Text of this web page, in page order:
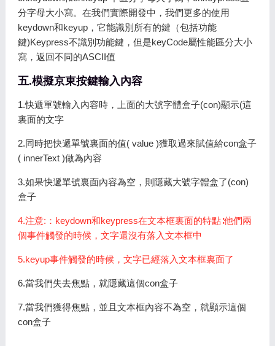
分字母大小寫。在我們實際開發中，我們更多的使用
keydown和keyup，它能識別所有的鍵（包括功能
鍵)Keypress不識別功能鍵，但是keyCode屬性能區分大小
寫，返回不同的ASCII值
五.模擬京東按鍵輸入內容
1.快遞單號輸入內容時，上面的大號字體盒子(con)顯示(這
裏面的文字
2.同時把快遞單號裏面的值( value )獲取過來賦值給con盒子
( innerText )做為內容
3.如果快遞單號裏面內容為空，則隱藏大號字體盒了(con)
盒子
4.注意:：keydown和keypress在文本框裏面的特點∶他們兩
個事件觸發的時候，文字還沒有落入文本框中
5.keyup事件觸發的時候，文字已經落入文本框裏面了
6.當我們失去焦點，就隱藏這個con盒子
7.當我們獲得焦點，並且文本框內容不為空，就顯示這個
con盒子